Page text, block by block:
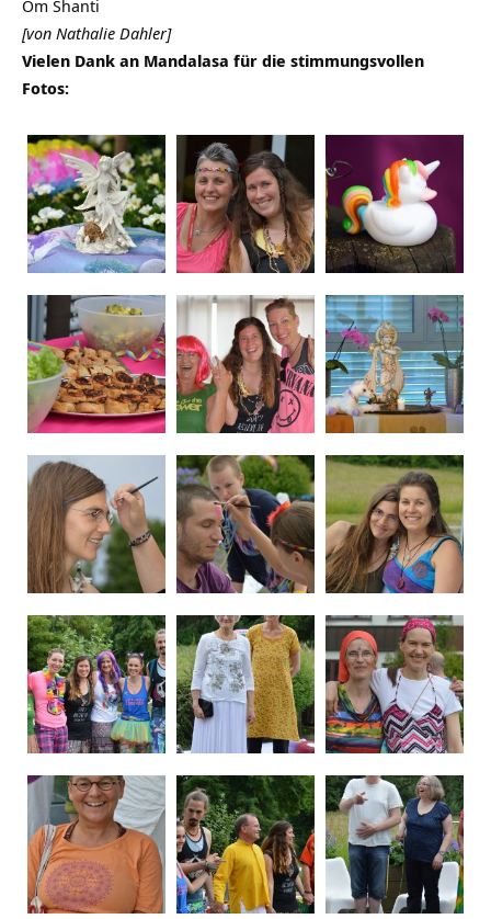
Om Shanti
[von Nathalie Dahler]
Vielen Dank an Mandalasa für die stimmungsvollen
Fotos: